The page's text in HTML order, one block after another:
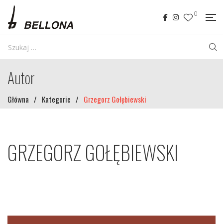
0
Autor
Główna / Kategorie / Grzegorz Gołębiewski
GRZEGORZ GOŁĘBIEWSKI